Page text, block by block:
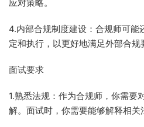
应对策略。
4.内部合规制度建设：合规师可能
定和执行，以更好地满足外部合规
面试要求
1.熟悉法规：作为合规师，你需要
解。面试时，你需要能够解释相关